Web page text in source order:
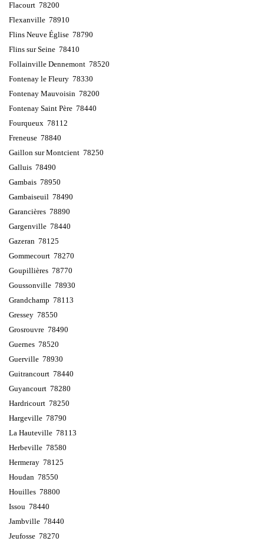
Flacourt 78200
Flexanville 78910
Flins Neuve Église 78790
Flins sur Seine 78410
Follainville Dennemont 78520
Fontenay le Fleury 78330
Fontenay Mauvoisin 78200
Fontenay Saint Père 78440
Fourqueux 78112
Freneuse 78840
Gaillon sur Montcient 78250
Galluis 78490
Gambais 78950
Gambaiseuil 78490
Garancières 78890
Gargenville 78440
Gazeran 78125
Gommecourt 78270
Goupillières 78770
Goussonville 78930
Grandchamp 78113
Gressey 78550
Grosrouvre 78490
Guernes 78520
Guerville 78930
Guitrancourt 78440
Guyancourt 78280
Hardricourt 78250
Hargeville 78790
La Hauteville 78113
Herbeville 78580
Hermeray 78125
Houdan 78550
Houilles 78800
Issou 78440
Jambville 78440
Jeufosse 78270